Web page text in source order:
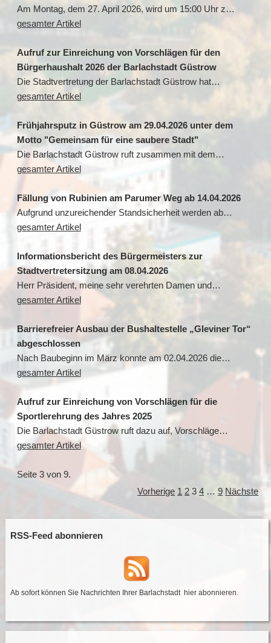
Am Montag, dem 27. April 2026, wird um 15:00 Uhr z…
gesamter Artikel
Aufruf zur Einreichung von Vorschlägen für den
Bürgerhaushalt 2026 der Barlachstadt Güstrow
Die Stadtvertretung der Barlachstadt Güstrow hat…
gesamter Artikel
Frühjahrsputz in Güstrow am 29.04.2026 unter dem
Motto "Gemeinsam für eine saubere Stadt"
Die Barlachstadt Güstrow ruft zusammen mit dem…
gesamter Artikel
Fällung von Rubinien am Parumer Weg ab 14.04.2026
Aufgrund unzureichender Standsicherheit werden ab…
gesamter Artikel
Informationsbericht des Bürgermeisters zur
Stadtvertretersitzung am 08.04.2026
Herr Präsident, meine sehr verehrten Damen und…
gesamter Artikel
Barrierefreier Ausbau der Bushaltestelle „Gleviner Tor“
abgeschlossen
Nach Baubeginn im März konnte am 02.04.2026 die…
gesamter Artikel
Aufruf zur Einreichung von Vorschlägen für die
Sportlerehrung des Jahres 2025
Die Barlachstadt Güstrow ruft dazu auf, Vorschläge…
gesamter Artikel
Seite 3 von 9.
Vorherige 1 2 3 4 … 9 Nächste
RSS-Feed abonnieren
Ab sofort können Sie Nachrichten Ihrer Barlachstadt hier abonnieren.